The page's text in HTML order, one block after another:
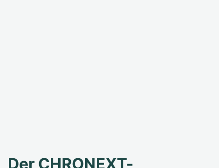
Der CHRONEXT-